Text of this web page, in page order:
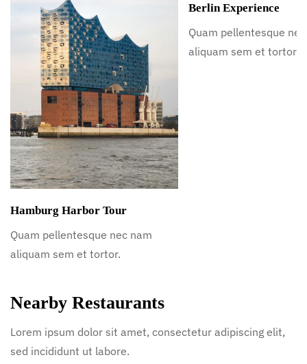
Hamburg Harbor Tour
Quam pellentesque nec nam
aliquam sem et tortor.
Berlin Experience
Quam pellentesque
aliquam sem et tortor.
Nearby Restaurants
Lorem ipsum dolor sit amet, consectetur adipiscing elit,
sed incididunt ut labore.